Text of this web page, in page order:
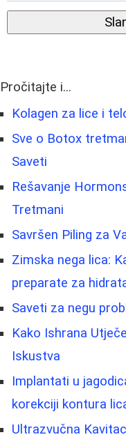
Pročitajte i...
Kolagen za lice i
Sve o Botox
Saveti
Rešavanje
Tretmani
Savršen Piling za
Zimska nega lica:
preparate za
Saveti za negu
Kako Ishrana
Iskustva
Implantati u
korekciji kontura
Ultrazvučna